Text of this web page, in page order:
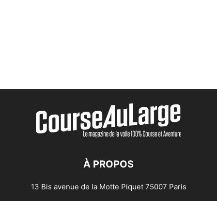
À PROPOS
13 Bis avenue de la Motte Piquet 75007 Paris